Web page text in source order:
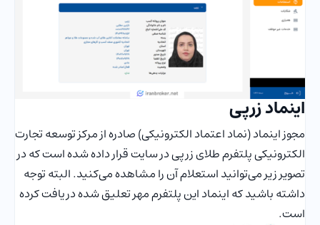
اینماد زرپی
مجوز اینماد (نماد اعتماد الکترونیکی) صادره از مرکز توسعه تجارت
الکترونیکی پلتفرم طلای زرپی در سایت قرار داده شده است که در
تصویر زیر می‌توانید استعلام آن را مشاهده می‌کنید. البته توجه
داشته باشید که اینماد این پلتفرم مهر تعلیق شده دریافت کرده
است.